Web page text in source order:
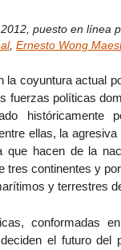
puesto en línea
, Ernesto Wong
la coyuntura actual
fuerzas políticas
históricamente
ellas, la
que hacen de la
tres continentes y
y terrestres
conformadas
el futuro del